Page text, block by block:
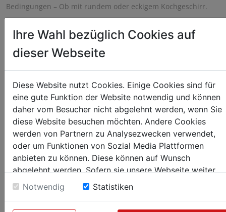
Bedingungen – Ob mit rundem oder eckigem Kochgeschirr.
Ihre Wahl bezüglich Cookies auf
dieser Webseite
Diese Website nutzt Cookies. Einige Cookies sind für
eine gute Funktion der Website notwendig und können
daher vom Besucher nicht abgelehnt werden, wenn Sie
diese Website besuchen möchten. Andere Cookies
werden von Partnern zu Analysezwecken verwendet,
oder um Funktionen von Sozial Media Plattformen
anbieten zu können. Diese können auf Wunsch
abgelehnt werden. Sofern sie unsere Webseite weiter
nutzen, geben Sie Einwilligung zu unseren Cookies.
Notwendig Statistiken